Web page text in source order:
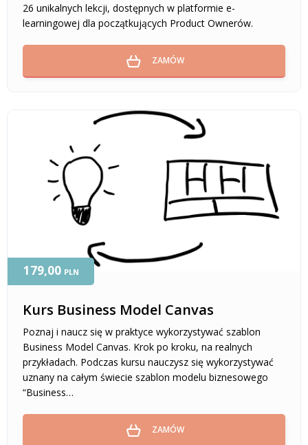
26 unikalnych lekcji, dostępnych w platformie e-
learningowej dla początkujących Product Ownerów.
ZAMÓW
Kurs Business Model Canvas
Poznaj i naucz się w praktyce wykorzystywać szablon
Business Model Canvas. Krok po kroku, na realnych
przykładach. Podczas kursu nauczysz się wykorzystywać
uznany na całym świecie szablon modelu biznesowego
“Business…
179,00 PLN
ZAMÓW